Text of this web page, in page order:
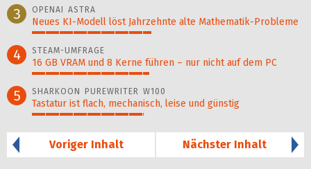
3 OPENAI ASTRA
Neues KI-Modell löst Jahr­zehn­te alte Ma­thematik-Pro­ble­me
4 STEAM-UMFRAGE
16 GB VRAM und 8 Kerne führen – nur nicht auf dem PC
5 SHARKOON PUREWRITER W100
Tastatur ist flach, mechanisch, leise und günstig
Voriger Inhalt
Nächster Inhalt